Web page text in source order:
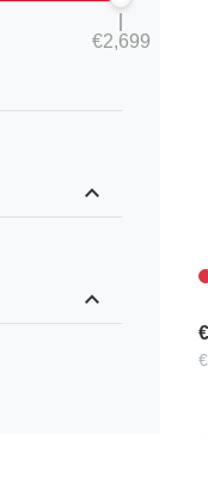
€2,699
expand_less
expand_less